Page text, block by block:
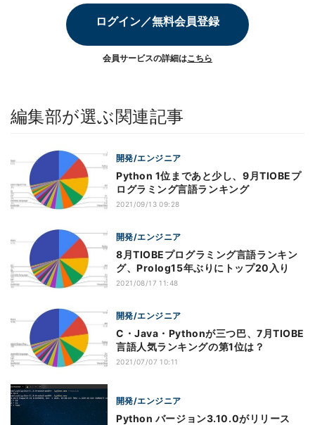
ログイン／無料会員登録
会員サービスの詳細はこちら
編集部が選ぶ関連記事
開発/エンジニア
Python 1位まであと少し、9月TIOBEプ
ログラミング言語ランキング
2021/09/13 09:28
開発/エンジニア
8月TIOBEプログラミング言語ランキン
グ、Prolog15年ぶりにトップ20入り
2021/08/17 11:48
開発/エンジニア
C・Java・Pythonが三つ巴、7月TIOBE
言語人気ランキングの第1位は？
2021/07/07 10:11
開発/エンジニア
Python バージョン3.10.0がリリース